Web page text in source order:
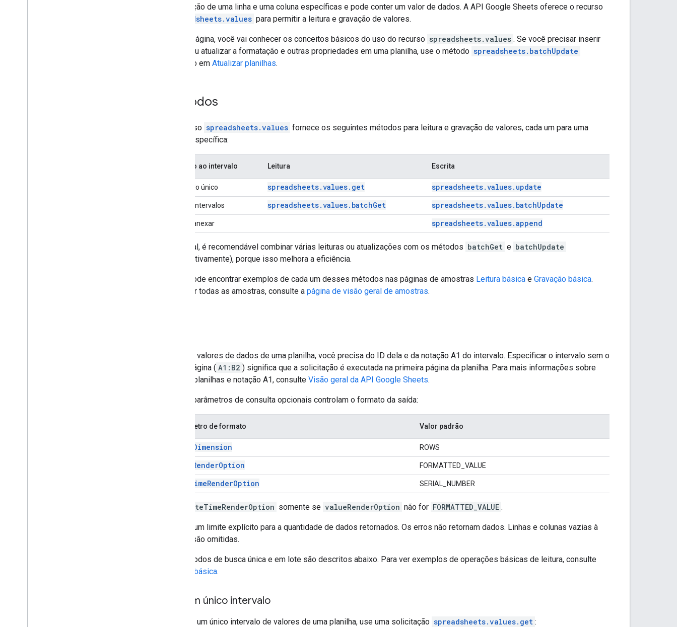
interseção de uma linha e uma coluna específicas e pode conter um valor de dados. A API Google Sheets oferece o recurso
spreadsheets.values para permitir a leitura e gravação de valores.
Nesta página, você vai conhecer os conceitos básicos do uso do recurso spreadsheets.values . Se você precisar inserir
linhas ou atualizar a formatação e outras propriedades em uma planilha, use o método spreadsheets.batchUpdate
descrito em Atualizar planilhas.
Métodos
O recurso spreadsheets.values fornece os seguintes métodos para leitura e gravação de valores, cada um para uma
tarefa específica:
Acesso ao intervalo Leitura Escrita
Intervalo único spreadsheets.values.get spreadsheets.values.update
Vários intervalos spreadsheets.values.batchGet spreadsheets.values.batchUpdate
Como anexar spreadsheets.values.append
Em geral, é recomendável combinar várias leituras ou atualizações com os métodos batchGet e batchUpdate
(respectivamente), porque isso melhora a eficiência.
Você pode encontrar exemplos de cada um desses métodos nas páginas de amostras Leitura básica e Gravação básica.
Para ver todas as amostras, consulte a página de visão geral de amostras.
Para ler valores de dados de uma planilha, você precisa do ID dela e da notação A1 do intervalo. Especificar o intervalo sem o
ID da página ( A1:B2 ) significa que a solicitação é executada na primeira página da planilha. Para mais informações sobre
IDs de planilhas e notação A1, consulte Visão geral da API Google Sheets.
Vários parâmetros de consulta opcionais controlam o formato da saída:
Parâmetro de formato Valor padrão
majorDimension ROWS
valueRenderOption FORMATTED_VALUE
dateTimeRenderOption SERIAL_NUMBER
dateTimeRenderOption somente se valueRenderOption não for FORMATTED_VALUE .
Não há um limite explícito para a quantidade de dados retornados. Os erros não retornam dados. Linhas e colunas vazias à
direita são omitidas.
Os métodos de busca única e em lote são descritos abaixo. Para ver exemplos de operações básicas de leitura, consulte
Leitura básica.
Ler um único intervalo
Para ler um único intervalo de valores de uma planilha, use uma solicitação spreadsheets.values.get :